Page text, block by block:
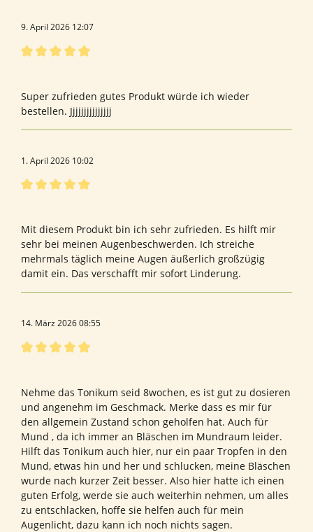
9. April 2026 12:07
Super zufrieden gutes Produkt würde ich wieder
bestellen. Jjjjjjjjjjjjjjj
1. April 2026 10:02
Mit diesem Produkt bin ich sehr zufrieden. Es hilft mir
sehr bei meinen Augenbeschwerden. Ich streiche
mehrmals täglich meine Augen äußerlich großzügig
damit ein. Das verschafft mir sofort Linderung.
14. März 2026 08:55
Nehme das Tonikum seid 8wochen, es ist gut zu dosieren
und angenehm im Geschmack. Merke dass es mir für
den allgemein Zustand schon geholfen hat. Auch für
Mund , da ich immer an Bläschen im Mundraum leider.
Hilft das Tonikum auch hier, nur ein paar Tropfen in den
Mund, etwas hin und her und schlucken, meine Bläschen
wurde nach kurzer Zeit besser. Also hier hatte ich einen
guten Erfolg, werde sie auch weiterhin nehmen, um alles
zu entschlacken, hoffe sie helfen auch für mein
Augenlicht, dazu kann ich noch nichts sagen.